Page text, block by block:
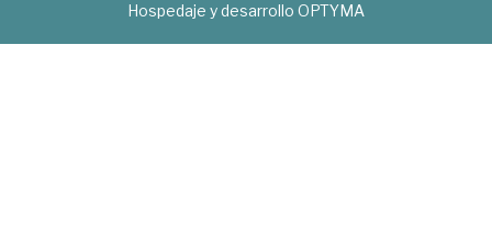
Hospedaje y desarrollo OPTYMA